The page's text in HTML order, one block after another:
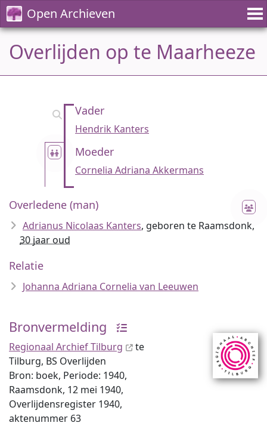
Open Archieven
Overlijden op te Maarheeze
Vader
Hendrik Kanters
Moeder
Cornelia Adriana Akkermans
Overledene (man)
Adrianus Nicolaas Kanters, geboren te Raamsdonk,
30 jaar oud
Relatie
Johanna Adriana Cornelia van Leeuwen
Bronvermelding
Regionaal Archief Tilburg
te
Tilburg, BS Overlijden
Bron: boek, Periode: 1940,
Raamsdonk, 12 mei 1940,
Overlijdensregister 1940,
aktenummer 63